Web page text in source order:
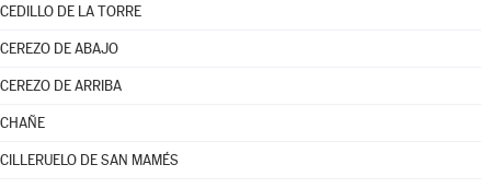
CEDILLO DE LA TORRE
CEREZO DE ABAJO
CEREZO DE ARRIBA
CHAÑE
CILLERUELO DE SAN MAMÉS